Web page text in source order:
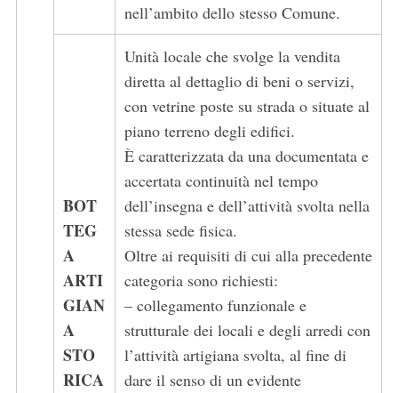
nell’ambito dello stesso Comune.
BOT
TEG
A
ARTI
GIAN
A
STO
RICA
Unità locale che svolge la vendita
diretta al dettaglio di beni o servizi,
con vetrine poste su strada o situate al
piano terreno degli edifici.
È caratterizzata da una documentata e
accertata continuità nel tempo
dell’insegna e dell’attività svolta nella
stessa sede fisica.
Oltre ai requisiti di cui alla precedente
categoria sono richiesti:
– collegamento funzionale e
strutturale dei locali e degli arredi con
l’attività artigiana svolta, al fine di
dare il senso di un evidente